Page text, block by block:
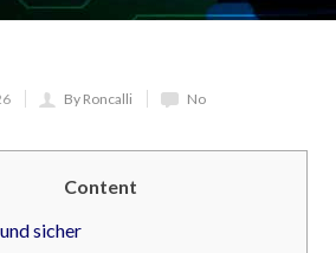
By Roncalli
No
Content
sicher